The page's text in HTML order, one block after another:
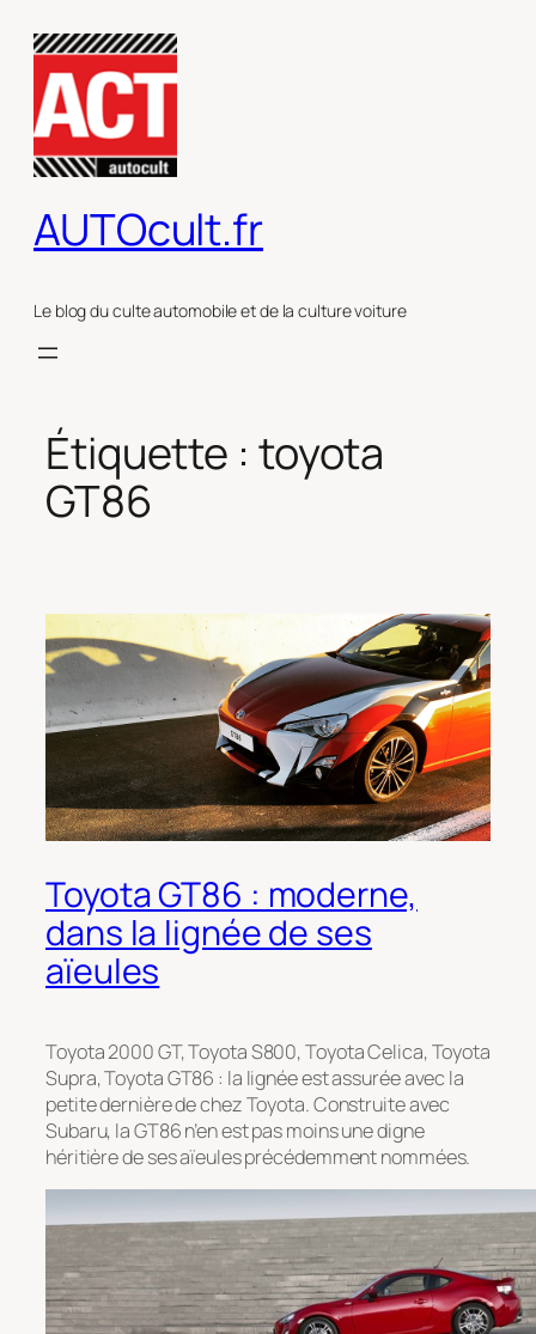
contenu
AUTOcult.fr
Le blog du culte automobile et de la culture voiture
Étiquette : toyota
GT86
Toyota GT86 : moderne,
dans la lignée de ses
aïeules
Toyota 2000 GT, Toyota S800, Toyota Celica, Toyota
Supra, Toyota GT86 : la lignée est assurée avec la
petite dernière de chez Toyota. Construite avec
Subaru, la GT86 n’en est pas moins une digne
héritière de ses aïeules précédemment nommées.